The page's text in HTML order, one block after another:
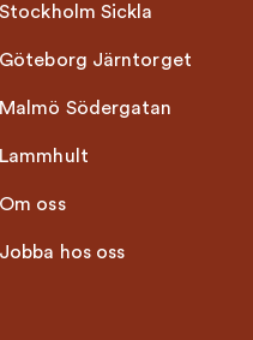
Stockholm Sickla
Göteborg Järntorget
Malmö Södergatan
Lammhult
Om oss
Jobba hos oss